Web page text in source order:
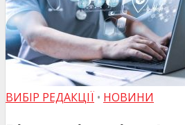
ВИБІР РЕДАКЦІЇ • НОВИНИ